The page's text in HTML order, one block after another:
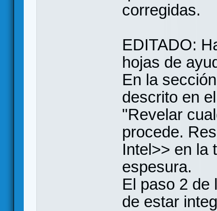
corregidas.
EDITADO:
hojas de
En la
descrito en
"Revelar
procede.
Intel>> en la
espesura.
El paso 2 de
de estar